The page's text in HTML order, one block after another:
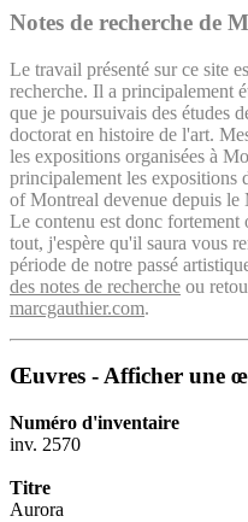
Notes de recherche de
Le travail présenté sur ce site
recherche. Il a principalement
que je poursuivais des études
doctorat en histoire de l'art.
les expositions organisées à
principalement les expositions
of Montreal devenue depuis le
Le contenu est donc
tout, j'espère qu'il saura vous
période de notre passé
des notes de recherche ou
marcgauthier.com.
Œuvres - Afficher une
Numéro d'inventaire
inv. 2570
Titre
Aurora